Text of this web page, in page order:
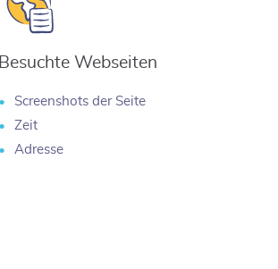
Besuchte Webseiten
Screenshots der Seite
Zeit
Adresse